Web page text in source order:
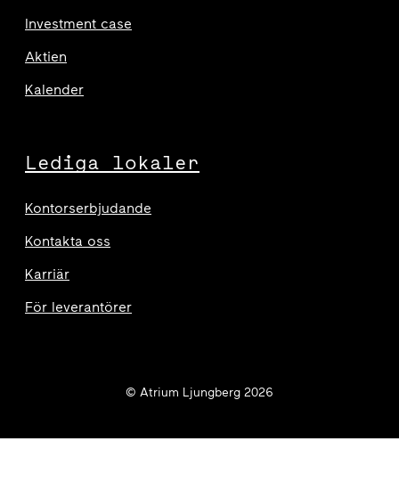
Investment case
Aktien
Kalender
Lediga lokaler
Kontorserbjudande
Kontakta oss
Karriär
För leverantörer
© Atrium Ljungberg 2026